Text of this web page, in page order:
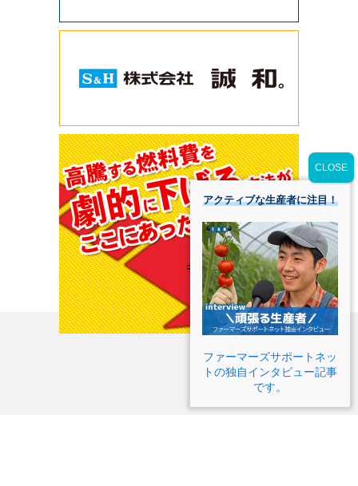
アクティブな生産者に注目！
ファーマーズサポートネッ
トの独自インタビュー記事
です。